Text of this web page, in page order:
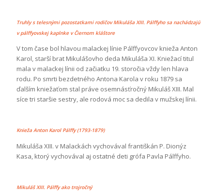
Truhly s telesnými pozostatkami rodičov Mikuláša XIII. Pálffyho sa nachádzajú
v pálffyovskej kaplnke v Čiernom kláštore
V tom čase bol hlavou malackej línie Pálffyovcov knieža Anton
Karol, starší brat Mikulášovho deda Mikuláša XI. Kniežací titul
mala v malackej línii od začiatku 19. storočia vždy len hlava
rodu. Po smrti bezdetného Antona Karola v roku 1879 sa
ďalším kniežaťom stal práve osemnásťročný Mikuláš XIII. Mal
síce tri staršie sestry, ale rodová moc sa dedila v mužskej línii.
Knieža Anton Karol Pálffy (1793-1879)
Mikuláša XIII. v Malackách vychovával františkán P. Dionýz
Kasa, ktorý vychovával aj ostatné deti grófa Pavla Pálffyho.
Mikuláš XIII. Pálffy ako trojročný